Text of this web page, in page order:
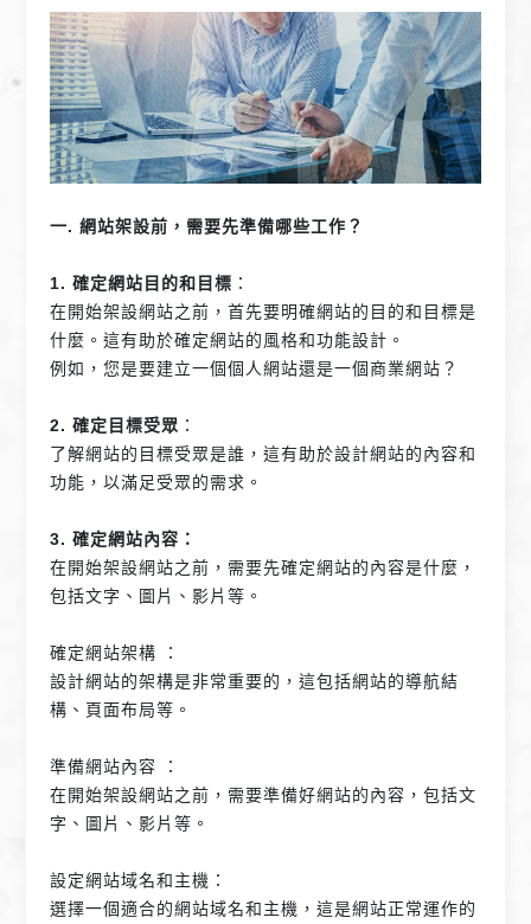
一. 網站架設前，需要先準備哪些工作？
1. 確定網站目的和目標 ：
在開始架設網站之前，首先要明確網站的目的和目標是
什麼。這有助於確定網站的風格和功能設計。
例如，您是要建立一個個人網站還是一個商業網站？
2. 確定目標受眾 ：
了解網站的目標受眾是誰，這有助於設計網站的內容和
功能，以滿足受眾的需求。
3. 確定網站內容：
在開始架設網站之前，需要先確定網站的內容是什麼，
包括文字、圖片、影片等。
確定網站架構 ：
設計網站的架構是非常重要的，這包括網站的導航結
構、頁面布局等。
準備網站內容 ：
在開始架設網站之前，需要準備好網站的內容，包括文
字、圖片、影片等。
設定網站域名和主機：
選擇一個適合的網站域名和主機，這是網站正常運作的